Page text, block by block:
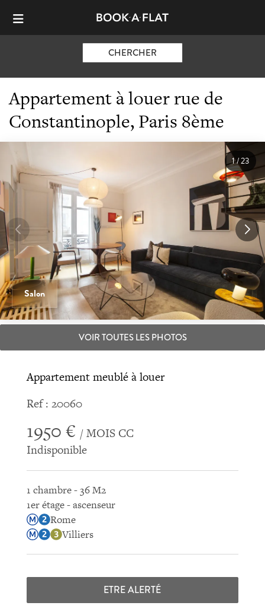
CHERCHER
Appartement à louer rue de
Constantinople, Paris 8ème
Salon
1/23
VOIR TOUTES LES PHOTOS
Appartement meublé à louer
Ref : 20060
1950 € / MOIS CC
Indisponible
1 chambre - 36 M2
1er étage - ascenseur
Rome
Villiers
ETRE ALERTÉ